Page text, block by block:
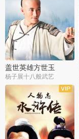
盖世英雄方世玉
杨子展十八般武艺
全40集